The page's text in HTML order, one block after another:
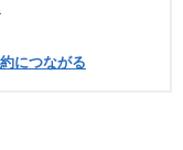
につながる